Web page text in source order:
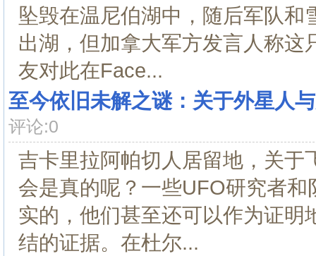
坠毁在温尼伯湖中，随后军队和
出湖，但加拿大军方发言人称这
友对此在Face...
至今依旧未解之谜：关于外星人
评论:0
吉卡里拉阿帕切人居留地，关于
会是真的呢？一些UFO研究者
实的，他们甚至还可以作为证明
结的证据。在杜尔...